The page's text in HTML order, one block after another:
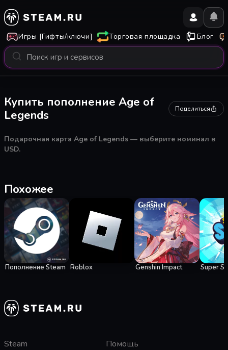
Игры [Гифты/ключи] Торговая площадка Блог
Купить пополнение Age of
Legends
Поделиться
Подарочная карта Age of Legends — выберите номинал в
USD.
Похожее
Пополнение Steam Roblox Genshin Impact Super
Steam Помощь